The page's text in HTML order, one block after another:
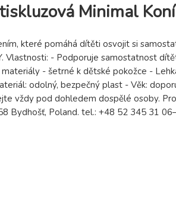
Minimal
které pomáhá dítěti osvojit si
Vlastnosti: - Podporuje samostatnost
- šetrné k dětské pokožce -
odolný, bezpečný plast - Věk:
vždy pod dohledem dospělé osoby.
Bydhošť, Poland. tel.: +48 52 345 31